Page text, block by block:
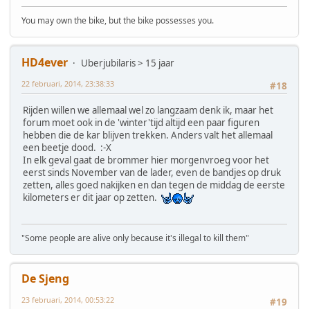
You may own the bike, but the bike possesses you.
HD4ever
Uberjubilaris > 15 jaar
#18
22 februari, 2014, 23:38:33
Rijden willen we allemaal wel zo langzaam denk ik, maar het
forum moet ook in de 'winter'tijd altijd een paar figuren
hebben die de kar blijven trekken. Anders valt het allemaal
een beetje dood. :-X
In elk geval gaat de brommer hier morgenvroeg voor het
eerst sinds November van de lader, even de bandjes op druk
zetten, alles goed nakijken en dan tegen de middag de eerste
kilometers er dit jaar op zetten.
"Some people are alive only because it's illegal to kill them"
De Sjeng
#19
23 februari, 2014, 00:53:22